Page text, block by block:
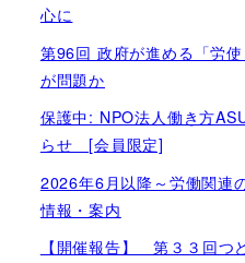
心に
第96回 政府が進める「労
が問題か
保護中: NPO法人働き方
らせ [会員限定]
2026年6月以降～労働関連
情報・案内
【開催報告】 第３３回